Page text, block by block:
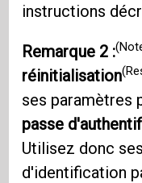
instructions
Remarque 2 :
réinitialisation
ses paramètres
passe
Utilisez donc
d'identification